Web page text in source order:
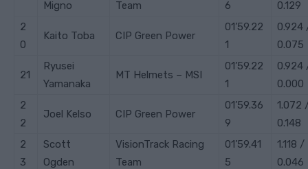
Migno
Team
6
0.129
2
0
Kaito Toba CIP Green Power
01’59.22
1
0.924
0.075
21
Ryusei
Yamanaka
MT Helmets – MSI
01’59.22
1
0.924
0.000
2
2
Joel Kelso CIP Green Power
01’59.36
9
1.072
0.148
2
3
Scott
Ogden
VisionTrack Racing
Team
01’59.41
5
1.118 /
0.046